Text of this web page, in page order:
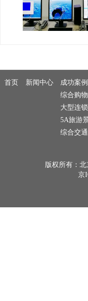
首页 新闻中心 成功案例
综合购
大型连
5A旅游
综合交
版权所有：
京